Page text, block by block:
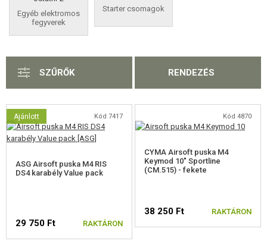
PÓTALKATRÉSZEK FEGYVEREKHEZ
ÖNVÉDELMI FELSZERELÉSEK, KÉPZÉS, KÉSEK
OUTDOOR, BUSHCRAFT
ÉPÍTŐKÉSZLETEK, MODELLEK
Egyéb elektromos
fegyverek
Starter csomagok
SZŰRŐK RENDEZÉS
Ajánlott Kód 7417
ASG Airsoft puska M4 RIS
DS4 karabély Value pack
29 750 Ft RAKTÁRON
Kód 4870
CYMA Airsoft puska M4
Keymod 10" Sportline
(CM.515) - fekete
38 250 Ft RAKTÁRON